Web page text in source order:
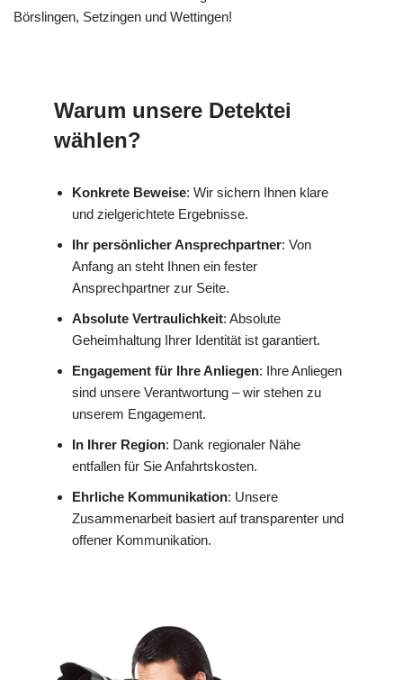
Börslingen, Setzingen und Wettingen!
Warum unsere Detektei
wählen?
Konkrete Beweise: Wir sichern Ihnen klare
und zielgerichtete Ergebnisse.
Ihr persönlicher Ansprechpartner: Von
Anfang an steht Ihnen ein fester
Ansprechpartner zur Seite.
Absolute Vertraulichkeit: Absolute
Geheimhaltung Ihrer Identität ist garantiert.
Engagement für Ihre Anliegen: Ihre Anliegen
sind unsere Verantwortung – wir stehen zu
unserem Engagement.
In Ihrer Region: Dank regionaler Nähe
entfallen für Sie Anfahrtskosten.
Ehrliche Kommunikation: Unsere
Zusammenarbeit basiert auf transparenter und
offener Kommunikation.